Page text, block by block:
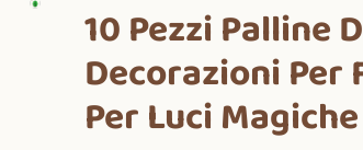
10 Pezzi Palline
Decorazioni Per
Per Luci Magiche